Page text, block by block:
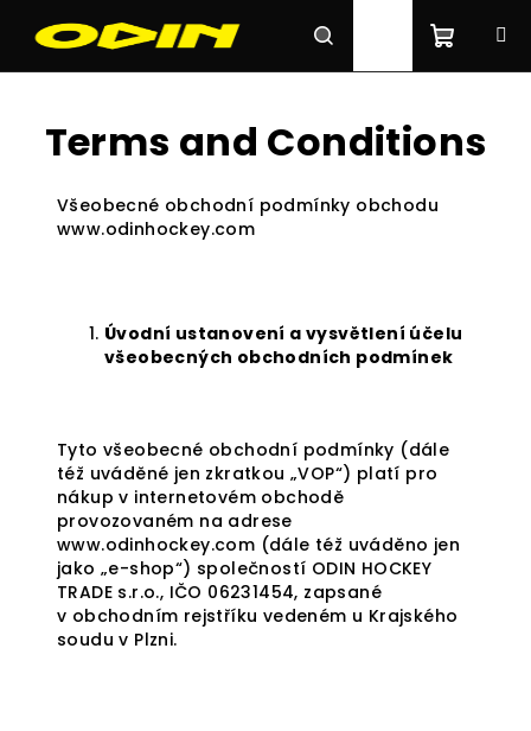
SearchLogin
cart
Terms and Conditions
Všeobecné obchodní podmínky obchodu
www.odinhockey.com
Úvodní ustanovení a vysvětlení účelu
všeobecných obchodních podmínek
Tyto všeobecné obchodní podmínky (dále
též uváděné jen zkratkou „VOP“) platí pro
nákup v internetovém obchodě
provozovaném na adrese
www.odinhockey.com (dále též uváděno jen
jako „e-shop“) společností ODIN HOCKEY
TRADE s.r.o., IČO 06231454, zapsané
v obchodním rejstříku vedeném u Krajského
soudu v Plzni.